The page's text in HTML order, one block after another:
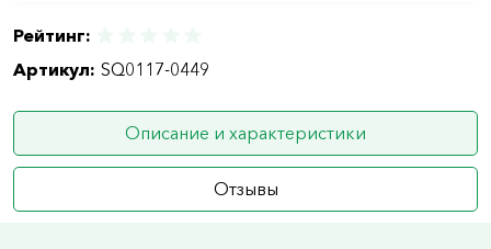
Рейтинг:
Артикул: SQ0117-0449
Описание и характеристики
Отзывы